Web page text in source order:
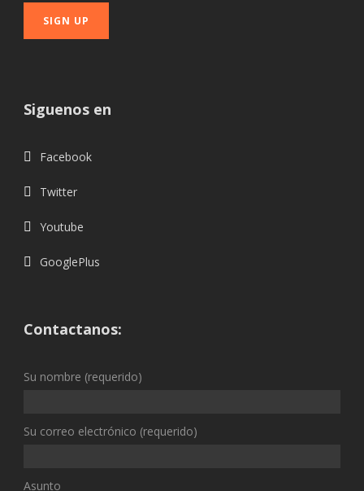
Siguenos en
Facebook
Twitter
Youtube
GooglePlus
Contactanos:
Su nombre (requerido)
Su correo electrónico (requerido)
Asunto